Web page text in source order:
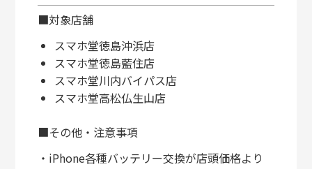
■対象店舗
スマホ堂徳島沖浜店
スマホ堂徳島藍住店
スマホ堂川内バイパス店
スマホ堂高松仏生山店
■その他・注意事項
・iPhone各種バッテリー交換が店頭価格より